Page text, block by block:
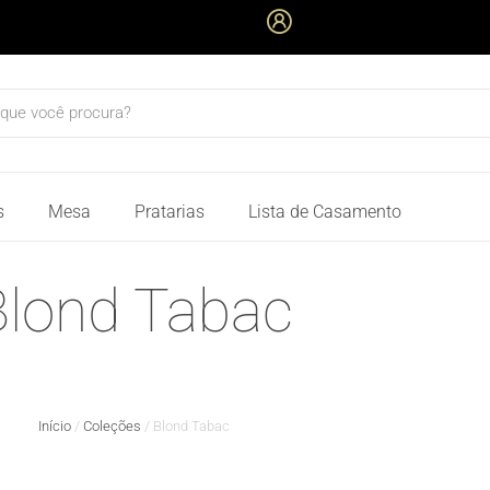
Mesa Pratarias Lista de Casamento
Tabac
Início/ Coleções / Blond Tabac